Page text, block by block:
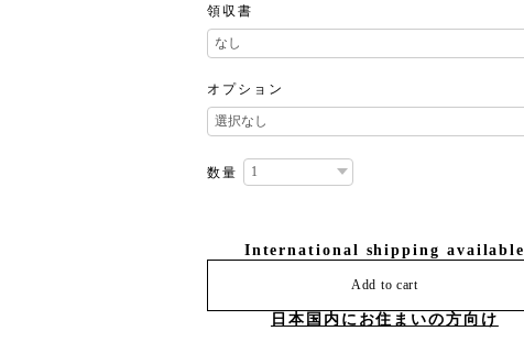
領収書
オプション
数量
International shipping available
Add to cart
日本国内にお住まいの方向け